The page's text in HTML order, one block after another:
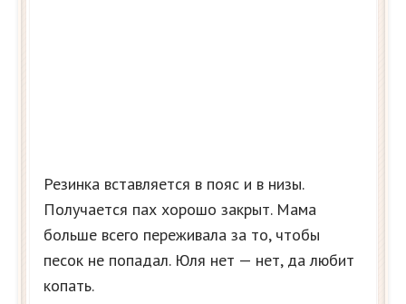
Резинка вставляется в пояс и в низы.
Получается пах хорошо закрыт. Мама
больше всего переживала за то, чтобы
песок не попадал. Юля нет — нет, да любит
копать.